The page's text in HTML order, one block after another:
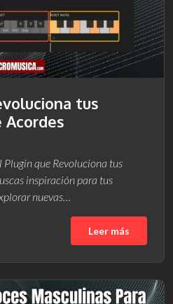
tus
Acordes
Plugin que Revoluciona tus
inspiración para tus
nuevas…
Leer más